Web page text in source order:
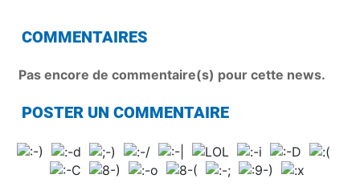
COMMENTAIRES
Pas encore de commentaire(s) pour cette news.
POSTER UN COMMENTAIRE